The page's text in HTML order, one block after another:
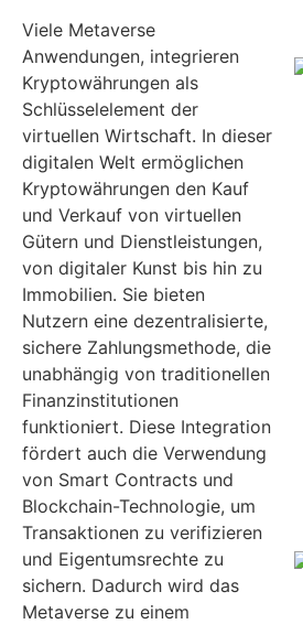
Viele Metaverse
Anwendungen, integrieren
Kryptowährungen als
Schlüsselelement der
virtuellen Wirtschaft. In dieser
digitalen Welt ermöglichen
Kryptowährungen den Kauf
und Verkauf von virtuellen
Gütern und Dienstleistungen,
von digitaler Kunst bis hin zu
Immobilien. Sie bieten
Nutzern eine dezentralisierte,
sichere Zahlungsmethode, die
unabhängig von traditionellen
Finanzinstitutionen
funktioniert. Diese Integration
fördert auch die Verwendung
von Smart Contracts und
Blockchain-Technologie, um
Transaktionen zu verifizieren
und Eigentumsrechte zu
sichern. Dadurch wird das
Metaverse zu einem